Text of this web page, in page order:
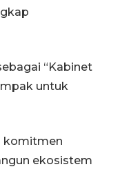
“Kabinet
untuk
komitmen
ekosistem